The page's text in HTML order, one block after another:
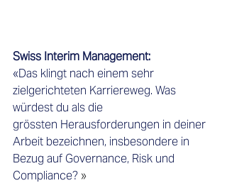
Swiss Interim Management:
«Das klingt nach einem sehr
zielgerichteten Karriereweg. Was
würdest du als die
grössten Herausforderungen in deiner
Arbeit bezeichnen, insbesondere in
Bezug auf Governance, Risk und
Compliance? »